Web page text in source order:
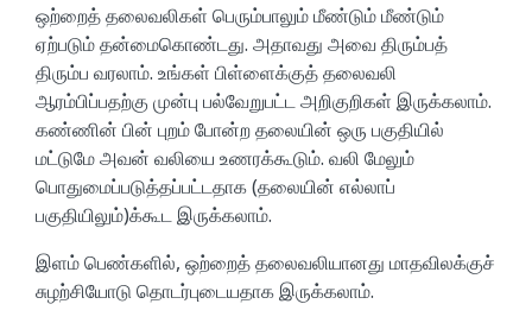
ஒற்றைத் தலைவலிகள் பெரும்பாலும் மீண்டும் மீண்டும்
ஏற்படும் தன்மைகொண்டது. அதாவது அவை திரும்பத்
திரும்ப வரலாம். உங்கள் பிள்ளைக்குத் தலைவலி
ஆரம்பிப்பதற்கு முன்பு பல்வேறுபட்ட அறிகுறிகள் இருக்கலாம்.
கண்ணின் பின் புறம் போன்ற தலையின் ஒரு பகுதியில்
மட்டுமே அவன் வலியை உணரக்கூடும். வலி மேலும்
பொதுமைப்படுத்தப்பட்டதாக (தலையின் எல்லாப்
பகுதியிலும்)க்கூட இருக்கலாம்.
இளம் பெண்களில், ஒற்றைத் தலைவலியானது மாதவிலக்குச்
சுழற்சியோடு தொடர்புடையதாக இருக்கலாம்.